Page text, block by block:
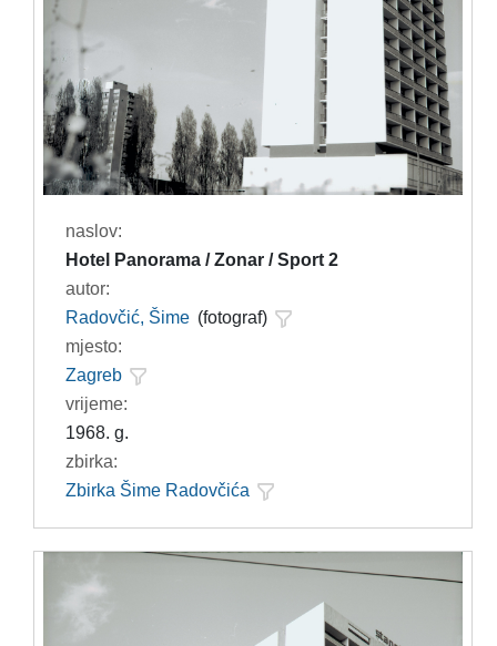
naslov:
Hotel Panorama / Zonar / Sport 2
autor:
Radovčić, Šime (fotograf)
mjesto:
Zagreb
vrijeme:
1968. g.
zbirka:
Zbirka Šime Radovčića